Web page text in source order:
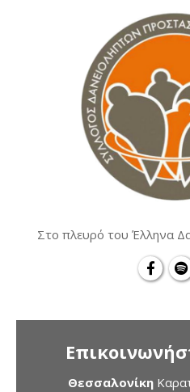
Στο πλευρό του Έλληνα
Θεσσαλονίκη